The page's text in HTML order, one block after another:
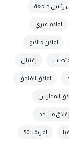
رئيس جامعة
إعلام عبري
إعلان مالابو
إغتيال
إغلاق الفندق
المدارس
إغلاق مسجد
إفريقيا 50